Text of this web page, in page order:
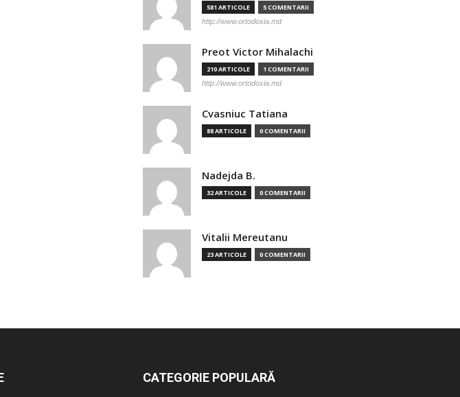
581 ARTICOLE 5 COMENTARII
http://www.ortodoxia.md
Preot Victor Mihalachi
210 ARTICOLE 1 COMENTARII
http://www.ortodoxia.md
Cvasniuc Tatiana
88 ARTICOLE 0 COMENTARII
Nadejda B.
32 ARTICOLE 0 COMENTARII
Vitalii Mereutanu
23 ARTICOLE 0 COMENTARII
CATEGORIE POPULARĂ